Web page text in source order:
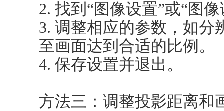
2. 找到“图像设置”或“图
3. 调整相应的参数，如分
至画面达到合适的比例。
4. 保存设置并退出。
方法三：调整投影距离和